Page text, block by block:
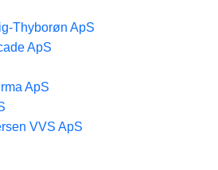
Thyborøn ApS
ApS
ApS
VVS ApS